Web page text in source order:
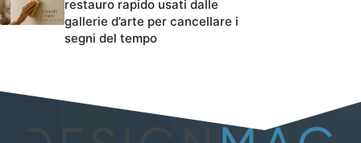
restauro rapido usati dalle
gallerie d’arte per cancellare i
segni del tempo